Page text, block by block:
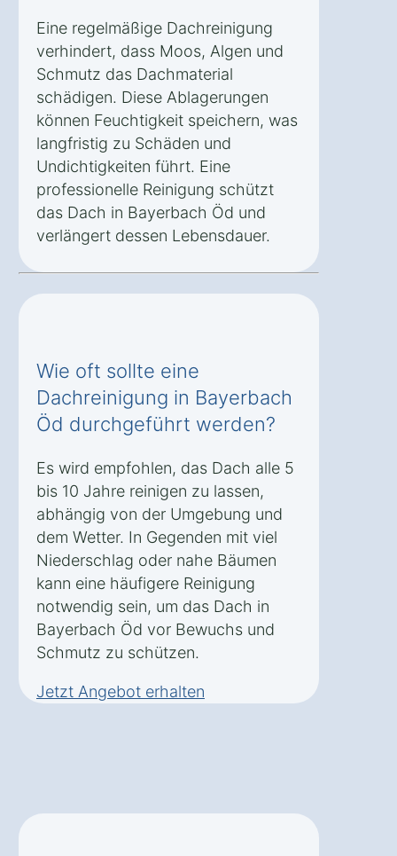
Eine regelmäßige Dachreinigung
verhindert, dass Moos, Algen und
Schmutz das Dachmaterial
schädigen. Diese Ablagerungen
können Feuchtigkeit speichern, was
langfristig zu Schäden und
Undichtigkeiten führt. Eine
professionelle Reinigung schützt
das Dach in Bayerbach Öd und
verlängert dessen Lebensdauer.
Wie oft sollte eine
Dachreinigung in Bayerbach
Öd durchgeführt werden?
Es wird empfohlen, das Dach alle 5
bis 10 Jahre reinigen zu lassen,
abhängig von der Umgebung und
dem Wetter. In Gegenden mit viel
Niederschlag oder nahe Bäumen
kann eine häufigere Reinigung
notwendig sein, um das Dach in
Bayerbach Öd vor Bewuchs und
Schmutz zu schützen.
Jetzt Angebot erhalten